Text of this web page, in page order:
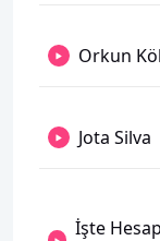
Orkun
Jota Silva
İşte